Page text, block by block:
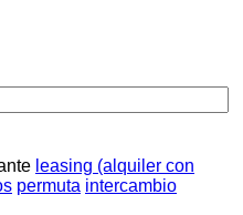
leasing (alquiler con
permuta intercambio